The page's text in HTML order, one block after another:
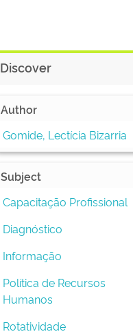
Discover
Author
Gomide, Lectícia Bizarria
Subject
Capacitação Profissional
Diagnóstico
Informação
Política de Recursos
Humanos
Rotatividade